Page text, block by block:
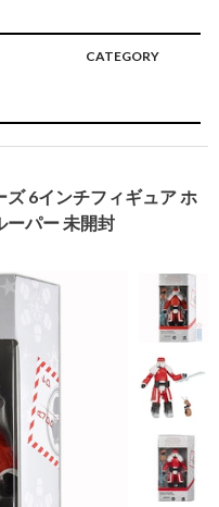
CATEGORY
6インチフィギュア ホ
ーパー 未開封